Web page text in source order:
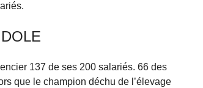
137 de ses 200 salariés. 66 des
que le champion déchu de l’élevage